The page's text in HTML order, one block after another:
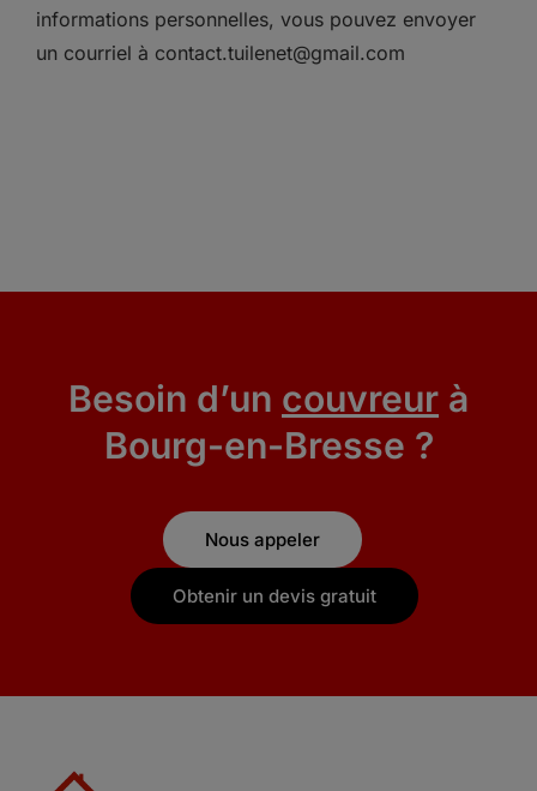
informations personnelles, vous pouvez envoyer
un courriel à contact.tuilenet@gmail.com
Besoin d’un couvreur à
Bourg-en-Bresse ?
Nous appeler
Obtenir un devis gratuit